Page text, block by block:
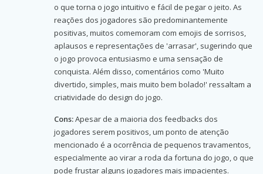
o que torna o jogo intuitivo e fácil de pegar o jeito. As
reações dos jogadores são predominantemente
positivas, muitos comemoram com emojis de sorrisos,
aplausos e representações de 'arrasar', sugerindo que
o jogo provoca entusiasmo e uma sensação de
conquista. Além disso, comentários como 'Muito
divertido, simples, mais muito bem bolado!' ressaltam a
criatividade do design do jogo.
Cons:Apesar de a maioria dos feedbacks dos
jogadores serem positivos, um ponto de atenção
mencionado é a ocorrência de pequenos travamentos,
especialmente ao virar a roda da fortuna do jogo, o que
pode frustar alguns jogadores mais impacientes.